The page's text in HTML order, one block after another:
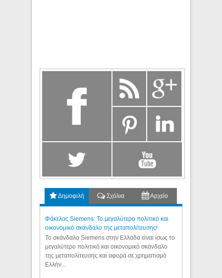
Δημοφιλή Σχόλια Αρχείο
Φάκελος Siemens: Το μεγαλύτερο πολιτικό και
οικονομικό σκάνδαλο της μεταπολίτευσης!
Το σκάνδαλο Siemens στην Ελλάδα είναι ίσως το
μεγαλύτερο πολιτικό και οικονομικό σκάνδαλο
της μεταπολίτευσης και αφορά σε χρηματισμό
Ελλήν...